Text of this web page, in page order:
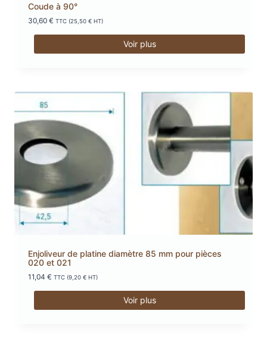
Coude à 90°
30,60 € TTC (25,50 € HT)
Voir plus
Enjoliveur de platine diamètre 85 mm pour pièces
020 et 021
11,04 € TTC (9,20 € HT)
Voir plus